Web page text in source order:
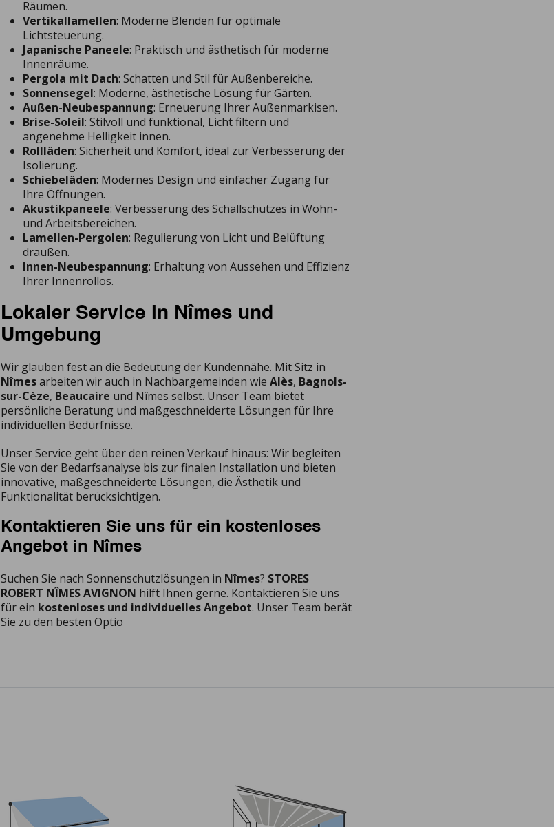
Räumen.
Vertikallamellen: Moderne Blenden für optimale
Lichtsteuerung.
Japanische Paneele: Praktisch und ästhetisch für moderne
Innenräume.
Pergola mit Dach: Schatten und Stil für Außenbereiche.
Sonnensegel: Moderne, ästhetische Lösung für Gärten.
Außen-Neubespannung: Erneuerung Ihrer Außenmarkisen.
Brise-Soleil: Stilvoll und funktional, Licht filtern und
angenehme Helligkeit innen.
Rollläden: Sicherheit und Komfort, ideal zur Verbesserung der
Isolierung.
Schiebeläden: Modernes Design und einfacher Zugang für
Ihre Öffnungen.
Akustikpaneele: Verbesserung des Schallschutzes in Wohn-
und Arbeitsbereichen.
Lamellen-Pergolen: Regulierung von Licht und Belüftung
draußen.
Innen-Neubespannung: Erhaltung von Aussehen und Effizienz
Ihrer Innenrollos.
Lokaler Service in Nîmes und
Umgebung
Wir glauben fest an die Bedeutung der Kundennähe. Mit Sitz in
Nîmesarbeiten wir auch in Nachbargemeinden wie Alès, Bagnols-
sur-Cèze, Beaucaire und Nîmes selbst. Unser Team bietet
persönliche Beratung und maßgeschneiderte Lösungen für Ihre
individuellen Bedürfnisse.
Unser Service geht über den reinen Verkauf hinaus: Wir begleiten
Sie von der Bedarfsanalyse bis zur finalen Installation und bieten
innovative, maßgeschneiderte Lösungen, die Ästhetik und
Funktionalität berücksichtigen.
Kontaktieren Sie uns für ein kostenloses
Angebot in Nîmes
Suchen Sie nach Sonnenschutzlösungen in Nîmes? STORES
ROBERT NÎMES AVIGNON hilft Ihnen gerne. Kontaktieren Sie uns
für ein kostenloses und individuelles Angebot. Unser Team berät
Sie zu den besten Optio